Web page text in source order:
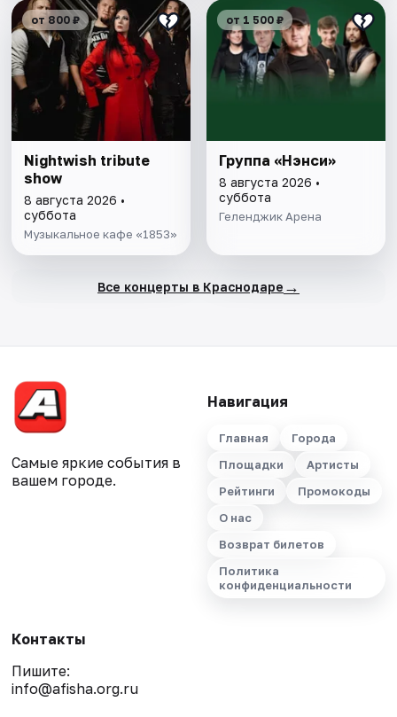
от 800 ₽
Nightwish tribute
show
8 августа 2026 •
суббота
Музыкальное кафе «1853»
от 1 500 ₽
Группа «Нэнси»
8 августа 2026 •
суббота
Геленджик Арена
Все концерты в Краснодаре →
Самые яркие события в
вашем городе.
Навигация
Главная
Города
Площадки
Артисты
Рейтинги
Промокоды
О нас
Возврат билетов
Политика
конфиденциальности
Контакты
Пишите:
info@afisha.org.ru